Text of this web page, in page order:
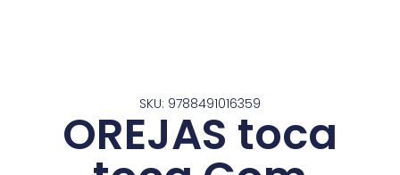
SKU: 9788491016359
OREJAS toca